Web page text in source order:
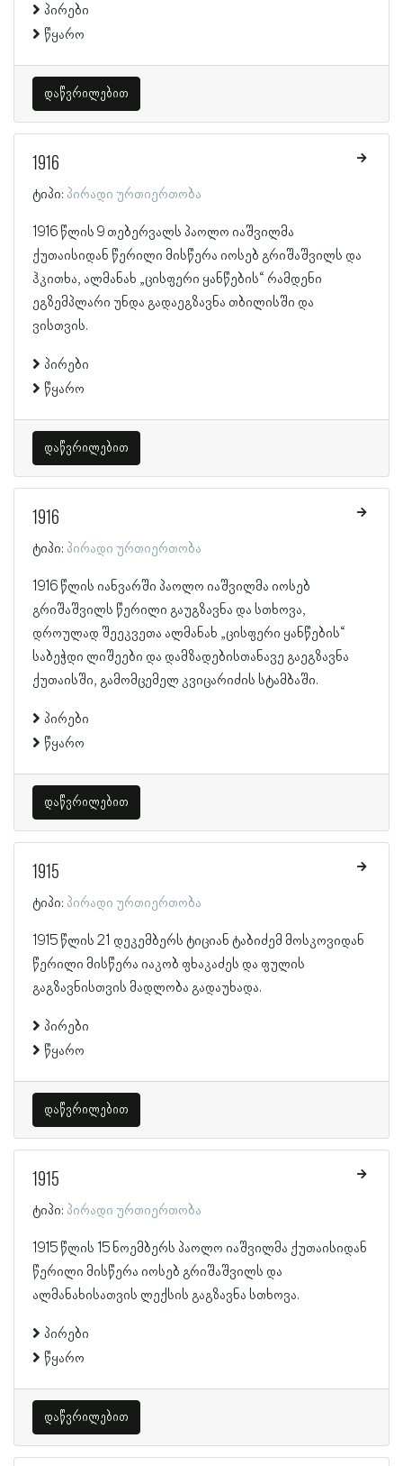
პირები
წყარო
დაწვრილებით
1916
ტიპი: პირადი ურთიერთობა
1916 წლის 9 თებერვალს პაოლო იაშვილმა
ქუთაისიდან წერილი მისწერა იოსებ გრიშაშვილს და
ჰკითხა, ალმანახ „ცისფერი ყანწების“ რამდენი
ეგზემპლარი უნდა გადაეგზავნა თბილისში და
ვისთვის.
პირები
წყარო
დაწვრილებით
1916
ტიპი: პირადი ურთიერთობა
1916 წლის იანვარში პაოლო იაშვილმა იოსებ
გრიშაშვილს წერილი გაუგზავნა და სთხოვა,
დროულად შეეკვეთა ალმანახ „ცისფერი ყანწების“
საბეჭდი ლიშეები და დამზადებისთანავე გაეგზავნა
ქუთაისში, გამომცემელ კვიცარიძის სტამბაში.
პირები
წყარო
დაწვრილებით
1915
ტიპი: პირადი ურთიერთობა
1915 წლის 21 დეკემბერს ტიციან ტაბიძემ მოსკოვიდან
წერილი მისწერა იაკობ ფხაკაძეს და ფულის
გაგზავნისთვის მადლობა გადაუხადა.
პირები
წყარო
დაწვრილებით
1915
ტიპი: პირადი ურთიერთობა
1915 წლის 15 ნოემბერს პაოლო იაშვილმა ქუთაისიდან
წერილი მისწერა იოსებ გრიშაშვილს და
ალმანახისათვის ლექსის გაგზავნა სთხოვა.
პირები
წყარო
დაწვრილებით